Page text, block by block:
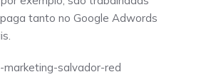
tanto no Google Adwords